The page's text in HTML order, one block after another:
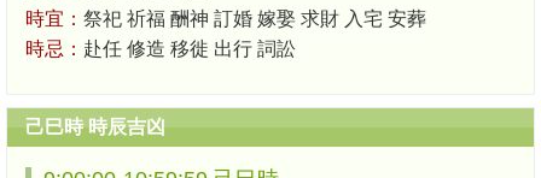
時宜： 祭祀 祈福 酬神 訂婚 嫁娶 求財 入宅 安葬
時忌： 赴任 修造 移徙 出行 詞訟
己巳時 時辰吉凶